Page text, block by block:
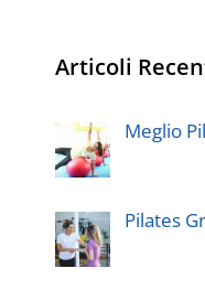
Articoli
Meglio
Pilates